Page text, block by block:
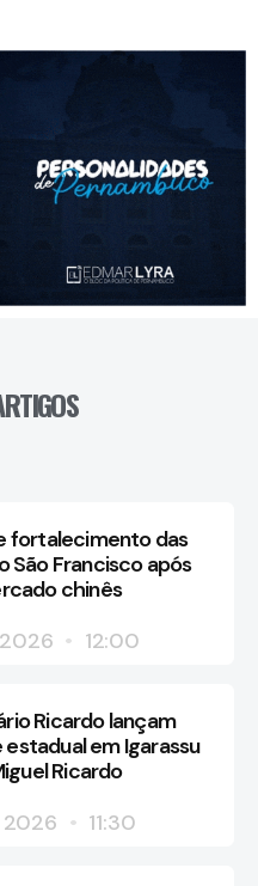
fortalecimento das
São Francisco após
chinês
12:00
Ricardo lançam
em Igarassu
Ricardo
11:30